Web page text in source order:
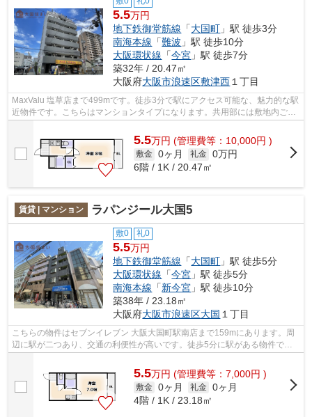
5.5万円
地下鉄御堂筋線 「大国町 」駅 徒歩3分
南海本線 「難波 」駅 徒歩10分
大阪環状線 「今宮 」駅 徒歩7分
築32年 / 20.47㎡
大阪府大阪市浪速区敷津西 １丁目
MaxValu 塩草店まで499mです。徒歩3分で駅にアクセス可能な、魅力的な駅
近物件です。こちらはマンションタイプになります。共用部には敷地内ごみ
置き場・エレベータなどが揃っておりま...
5.5万円 (管理費等：10,000円 )
敷金 0ヶ月 礼金 0万円
6階 / 1K / 20.47㎡
賃貸 | マンション ラパンジール大国5
敷0 礼0
5.5万円
地下鉄御堂筋線 「大国町 」駅 徒歩5分
大阪環状線 「今宮 」駅 徒歩5分
南海本線 「新今宮 」駅 徒歩10分
築38年 / 23.18㎡
大阪府大阪市浪速区大国 １丁目
こちらの物件はセブンイレブン 大阪大国町駅南店まで159mにあります。周
辺に駅が二つあり、交通の利便性が高いです。徒歩5分に駅がある物件で
5.5万円 (管理費等：7,000円 )
敷金 0ヶ月 礼金 0ヶ月
4階 / 1K / 23.18㎡